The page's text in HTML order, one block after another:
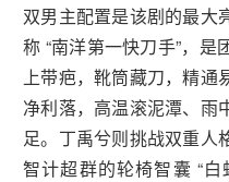
双男主配置是该剧的最大
称 “南洋第一快刀手”，
上带疤，靴筒藏刀，精通
净利落，高温滚泥潭、雨
足。丁禹兮则挑战双重人
智计超群的轮椅智囊 “